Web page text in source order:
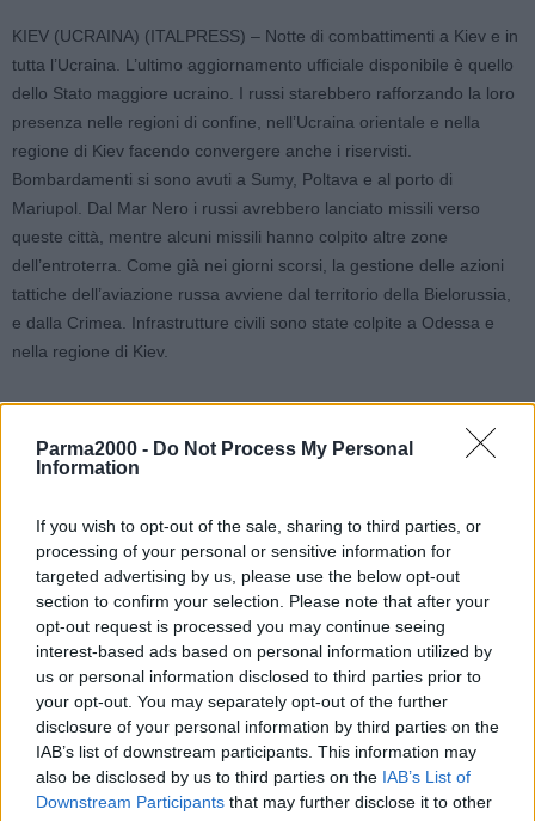
Parma2000 - Do Not Process My Personal
Information
If you wish to opt-out of the sale, sharing to third parties, or
processing of your personal or sensitive information for
targeted advertising by us, please use the below opt-out
section to confirm your selection. Please note that after your
opt-out request is processed you may continue seeing
interest-based ads based on personal information utilized by
us or personal information disclosed to third parties prior to
your opt-out. You may separately opt-out of the further
disclosure of your personal information by third parties on the
IAB’s list of downstream participants. This information may
also be disclosed by us to third parties on the IAB’s List of
Downstream Participants that may further disclose it to other
KIEV (UCRAINA) (ITALPRESS) – Notte di combattimenti a Kiev e in
tutta l’Ucraina. L’ultimo aggiornamento ufficiale disponibile è quello
dello Stato maggiore ucraino. I russi starebbero rafforzando la loro
presenza nelle regioni di confine, nell’Ucraina orientale e nella
regione di Kiev facendo convergere anche i riservisti.
Bombardamenti si sono avuti a Sumy, Poltava e al porto di
Mariupol. Dal Mar Nero i russi avrebbero lanciato missili verso
queste città, mentre alcuni missili hanno colpito altre zone
dell’entroterra. Come già nei giorni scorsi, la gestione delle azioni
tattiche dell’aviazione russa avviene dal territorio della Bielorussia,
e dalla Crimea. Infrastrutture civili sono state colpite a Odessa e
nella regione di Kiev.
Secondo fonti russe sarebbe caduta la città di Melitopol, dove gli
scontri erano cominciati ieri mattina. Gli ucraini per ora
mantengono il controllo a est di Charkiv, seconda città del Paese.
militare ucraina sta effettuando attacchi aerei contro i russi, un
velivolo con paracadutisti russi è stato distrutto. L’esercito ucraina
continua ad ammassare materiale militare nelle regioni di Kiev,
Chernihiv e Kherson. Le perdite stimate dei russi, secondo lo stato
maggiore ucraino, sono complessivamente finora di 14 velivoli
ordinari, 8 elicotteri, 102 carri armati, 536 veicoli d’assalto, 15
cannoniere.
Situazione tesa nella capitale. Bombardamenti starebbero colpendo
alcuni parti della città. Un edificio residenziale e l’area intorno
all’aeroporto di Zhulyany sono stati colpiti da missili. Il presidente
ucraino, Vladimir Zelensky ha diffuso stamane un video fuori dal